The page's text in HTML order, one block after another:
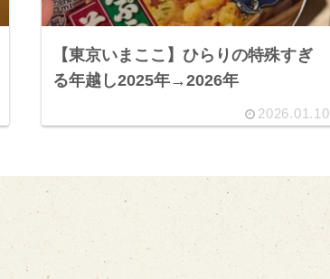
【東京いまここ】ひらりの特殊すぎ
る年越し2025年→2026年
2026.01.10